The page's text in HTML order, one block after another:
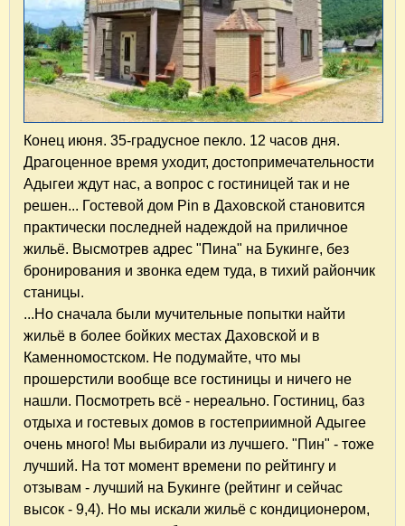
Конец июня. 35-градусное пекло. 12 часов дня.
Драгоценное время уходит, достопримечательности
Адыгеи ждут нас, а вопрос с гостиницей так и не
решен... Гостевой дом Pin в Даховской становится
практически последней надеждой на приличное
жильё. Высмотрев адрес "Пина" на Букинге, без
бронирования и звонка едем туда, в тихий райончик
станицы.
...Но сначала были мучительные попытки найти
жильё в более бойких местах Даховской и в
Каменномостском. Не подумайте, что мы
прошерстили вообще все гостиницы и ничего не
нашли. Посмотреть всё - нереально. Гостиниц, баз
отдыха и гостевых домов в гостеприимной Адыгее
очень много! Мы выбирали из лучшего. "Пин" - тоже
лучший. На тот момент времени по рейтингу и
отзывам - лучший на Букинге (рейтинг и сейчас
высок - 9,4). Но мы искали жильё с кондиционером,